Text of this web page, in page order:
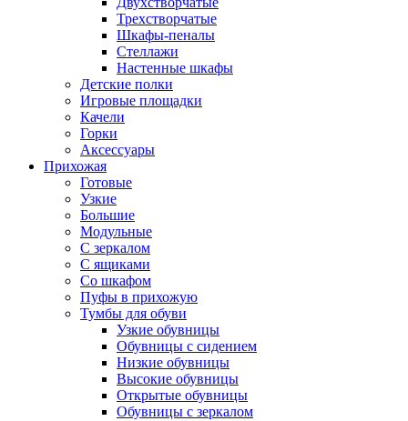
Трехстворчатые
Шкафы-пеналы
Стеллажи
Настенные шкафы
Детские полки
Игровые площадки
Качели
Горки
Аксессуары
Прихожая
Готовые
Узкие
Большие
Модульные
С зеркалом
С ящиками
Со шкафом
Пуфы в прихожую
Тумбы для обуви
Узкие обувницы
Обувницы с сидением
Низкие обувницы
Высокие обувницы
Открытые обувницы
Обувницы с зеркалом